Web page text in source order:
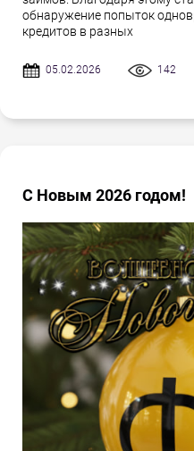
обнаружение попыток
кредитов в разных
05.02.2026 142
С Новым 2026 годом!